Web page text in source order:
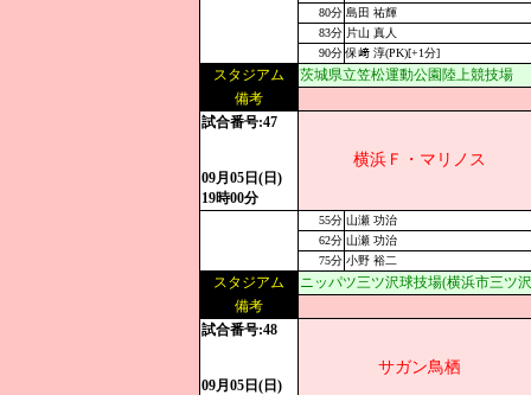
80分 島田 祐輝
83分 片山 真人
90分 保﨑 淳(PK)[+1分]
スタジアム
茨城県立笠松運動公園陸上競技場
備考
試合番号:47
09月05日(日)
19時00分
横浜Ｆ・マリノス
55分 山瀬 功治
62分 山瀬 功治
75分 小野 裕二
スタジアム
ニッパツ三ツ沢球技場(横浜市三ツ
備考
試合番号:48
09月05日(日)
サガン鳥栖